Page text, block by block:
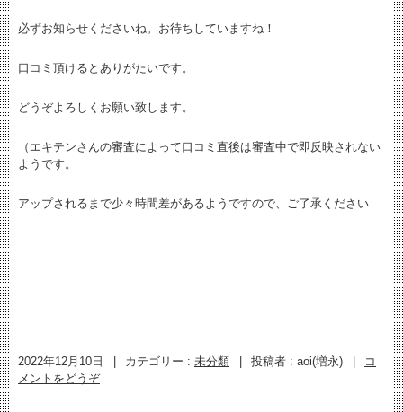
必ずお知らせくださいね。お待ちしていますね！
口コミ頂けるとありがたいです。
どうぞよろしくお願い致します。
（エキテンさんの審査によって口コミ直後は審査中で即反映されない
ようです。
アップされるまで少々時間差があるようですので、ご了承ください
2022年12月10日 カテゴリー : 未分類 投稿者 : aoi(増永)
コ
メントをどうぞ